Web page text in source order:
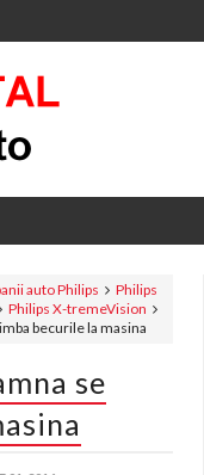
auto Philips
Philips
Philips X-tremeVision
becurile la masina
se